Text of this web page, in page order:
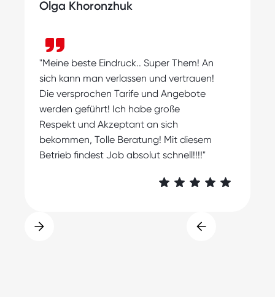
Olga Khoronzhuk
"Meine beste Eindruck.. Super Them! An
sich kann man verlassen und vertrauen!
Die versprochen Tarife und Angebote
werden geführt! Ich habe große
Respekt und Akzeptant an sich
bekommen, Tolle Beratung! Mit diesem
Betrieb findest Job absolut schnell!!!!"